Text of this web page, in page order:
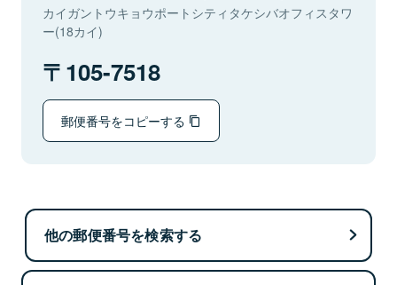
カイガントウキョウポートシティタケシバオフィスタワ
ー(18カイ)
105-7518
郵便番号をコピーする
他の郵便番号を検索する